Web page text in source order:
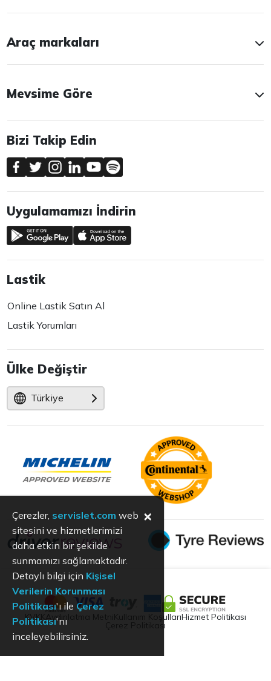
Araç markaları
Mevsime Göre
Bizi Takip Edin
Uygulamamızı İndirin
Lastik
Online Lastik Satın Al
Lastik Yorumları
Ülke Değiştir
Türkiye
KVKK Aydınlatma Metni Kullanım KoşullarıHizmet Politikası
Çerez Politikası
Çerezler, servislet.com web
sitesini ve hizmetlerimizi
daha etkin bir şekilde
sunmamızı sağlamaktadır.
Detaylı bilgi için Kişisel
Verilerin Korunması
Politikası'ı ile Çerez
Politikası'nı
inceleyebilirsiniz.
×